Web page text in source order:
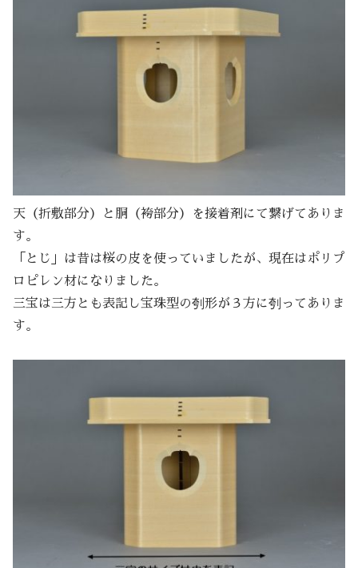
天（折敷部分）と胴（袴部分）を接着剤にて繋げてありま
す。
「とじ」は昔は桜の皮を使っていましたが、現在はポリプ
ロピレン材になりました。
三宝は三方とも表記し宝珠型の刳形が３方に刳ってありま
す。